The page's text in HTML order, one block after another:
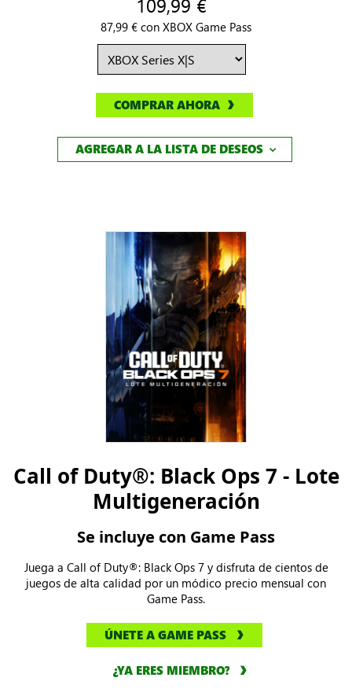
87,99 € con XBOX Game Pass
COMPRAR AHORA
AGREGAR A LA LISTA DE DESEOS
Call of Duty®: Black Ops 7 - Lote
Multigeneración
Se incluye con Game Pass
Juega a Call of Duty®: Black Ops 7 y disfruta de cientos de
juegos de alta calidad por un módico precio mensual con
Game Pass.
ÚNETE A GAME PASS
¿YA ERES MIEMBRO?